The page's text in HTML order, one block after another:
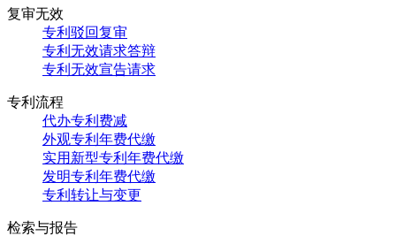
复审无效
专利驳回复审
专利无效请求答辩
专利无效宣告请求
专利流程
代办专利费减
外观专利年费代缴
实用新型专利年费代缴
发明专利年费代缴
专利转让与变更
检索与报告